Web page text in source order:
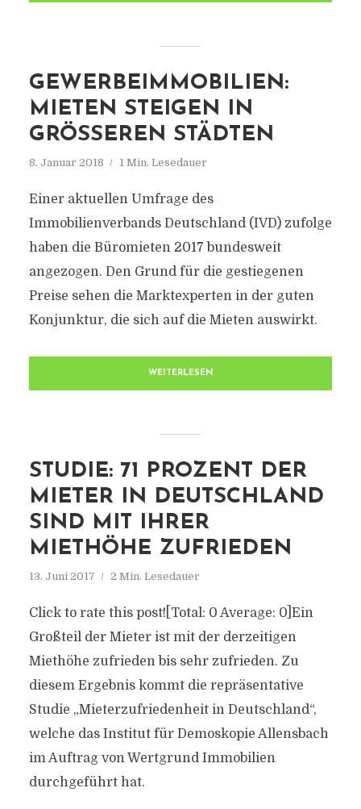
GEWERBEIMMOBILIEN:
MIETEN STEIGEN IN
GRÖSSEREN STÄDTEN
8. Januar 2018 1 Min. Lesedauer
Einer aktuellen Umfrage des
Immobilienverbands Deutschland (IVD) zufolge
haben die Büromieten 2017 bundesweit
angezogen. Den Grund für die gestiegenen
Preise sehen die Marktexperten in der guten
Konjunktur, die sich auf die Mieten auswirkt.
WEITERLESEN
STUDIE: 71 PROZENT DER
MIETER IN DEUTSCHLAND
SIND MIT IHRER
MIETHÖHE ZUFRIEDEN
13. Juni 2017 2 Min. Lesedauer
Click to rate this post![Total: 0 Average: 0]Ein
Großteil der Mieter ist mit der derzeitigen
Miethöhe zufrieden bis sehr zufrieden. Zu
diesem Ergebnis kommt die repräsentative
Studie „Mieterzufriedenheit in Deutschland“,
welche das Institut für Demoskopie Allensbach
im Auftrag von Wertgrund Immobilien
durchgeführt hat.